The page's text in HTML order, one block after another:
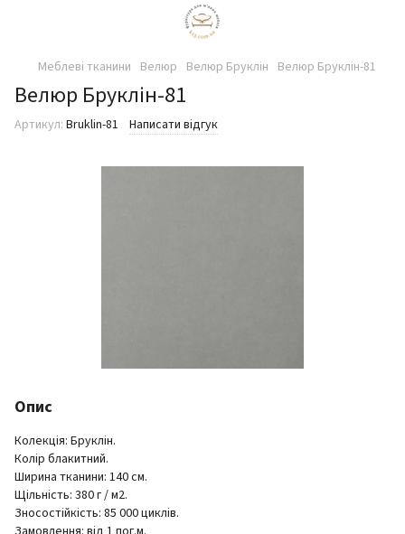
Меблеві тканини Велюр Велюр Бруклін Велюр Бруклін-81
Велюр Бруклін-81
Артикул: Bruklin-81 Написати відгук
Опис
Колекція: Бруклін.
Колір блакитний.
Ширина тканини: 140 см.
Щільність: 380 г / м2.
Зносостійкість: 85 000 циклів.